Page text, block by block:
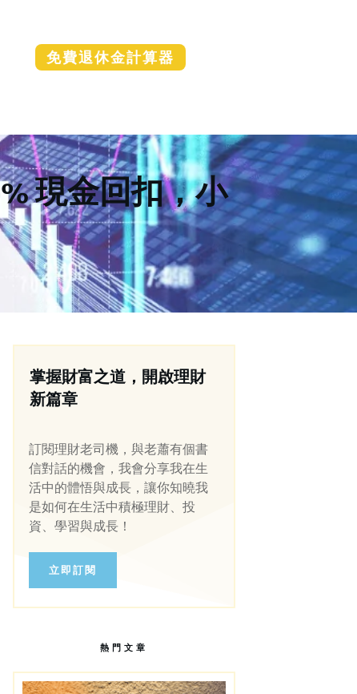
免費退休金計算器
現金回扣，小
掌握財富之道，開啟理財
新篇章
訂閱理財老司機，與老蕭有個書
信對話的機會，我會分享我在生
活中的體悟與成長，讓你知曉我
是如何在生活中積極理財、投
資、學習與成長！
立即訂閱
熱門文章